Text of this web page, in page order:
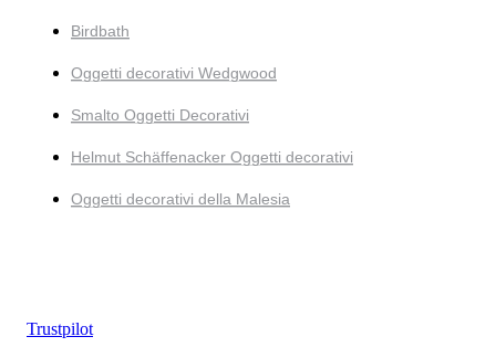
Birdbath
Oggetti decorativi Wedgwood
Smalto Oggetti Decorativi
Helmut Schäffenacker Oggetti decorativi
Oggetti decorativi della Malesia
Trustpilot